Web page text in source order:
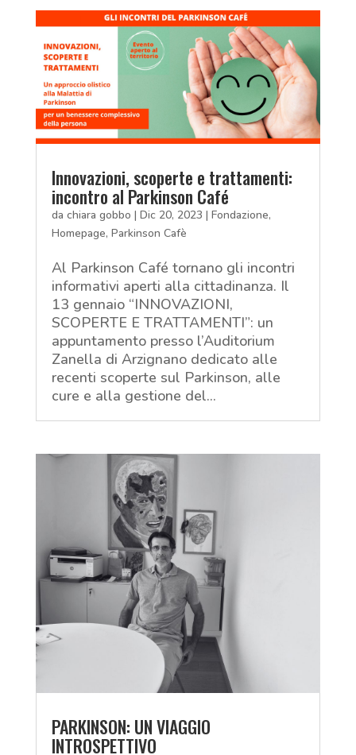
Innovazioni, scoperte e trattamenti:
incontro al Parkinson Café
da chiara gobbo | Dic 20, 2023 | Fondazione,
Homepage, Parkinson Cafè
Al Parkinson Café tornano gli incontri
informativi aperti alla cittadinanza. Il
13 gennaio “INNOVAZIONI,
SCOPERTE E TRATTAMENTI”: un
appuntamento presso l’Auditorium
Zanella di Arzignano dedicato alle
recenti scoperte sul Parkinson, alle
cure e alla gestione del...
PARKINSON: UN VIAGGIO
INTROSPETTIVO